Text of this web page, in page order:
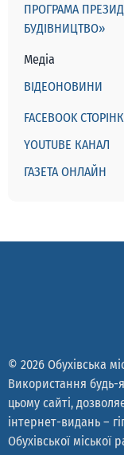
ПРОГРАМА
БУДІВНИЦТВО»
Медіа
ВІДЕОНОВИНИ
FACEBOOK
YOUTUBE КАНАЛ
ГАЗЕТА ОНЛАЙН
© 2026 Обухівська
Використання будь-
цьому сайті,
інтернет-видань –
Обухівської міської